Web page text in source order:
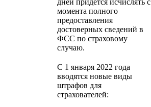
дней придется исчислять с
момента полного
предоставления
достоверных сведений в
ФСС по страховому
случаю.
С 1 января 2022 года
вводятся новые виды
штрафов для
страхователей: